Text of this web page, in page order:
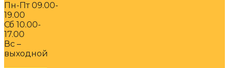
Пн-Пт 09.00-
19.00
Сб 10.00-
17.00
Вс –
выходной